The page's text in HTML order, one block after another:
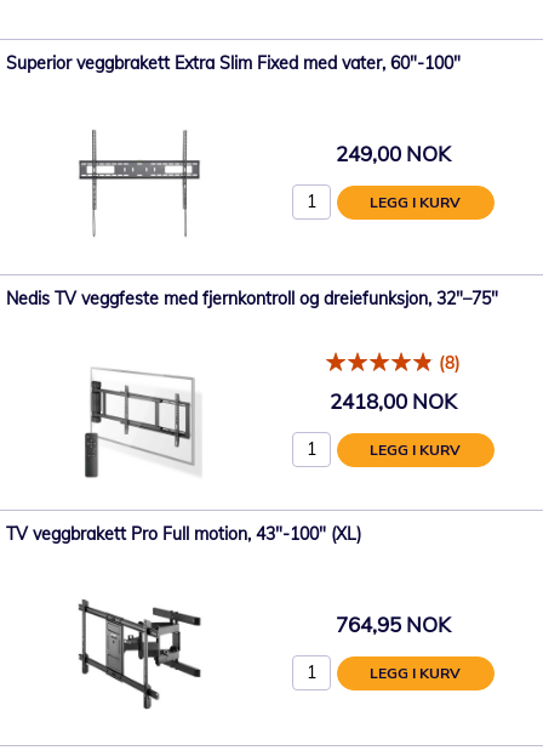
Superior veggbrakett Extra Slim Fixed med vater, 60"-100"
249,00 NOK
LEGG I KURV
Nedis TV veggfeste med fjernkontroll og dreiefunksjon, 32"–75"
(8)
2418,00 NOK
LEGG I KURV
TV veggbrakett Pro Full motion, 43"-100" (XL)
764,95 NOK
LEGG I KURV